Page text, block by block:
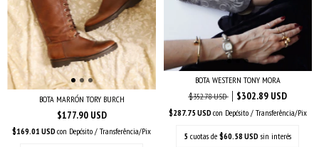
BOTA MARRÓN TORY BURCH
$177.90 USD
$169.01 USD con Depósito / Transferência/Pix
BOTA WESTERN TONY MORA
$352.78 USD
$302.89 USD
$287.75 USD con Depósito / Transferência/Pix
5 cuotas de $60.58 USD sin interés